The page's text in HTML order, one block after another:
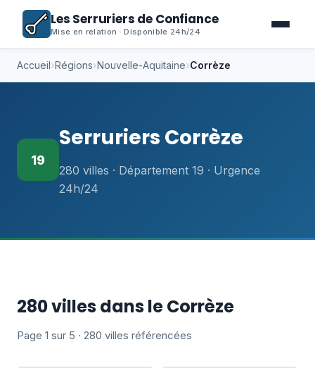
Les Serruriers de Confiance
Mise en relation · Disponible 24h/24
Accueil›Régions›Nouvelle-Aquitaine›Corrèze
19
Serruriers Corrèze
280 villes · Département 19 · Urgence
24h/24
280 villes dans le Corrèze
Page 1 sur 5 · 280 villes référencées